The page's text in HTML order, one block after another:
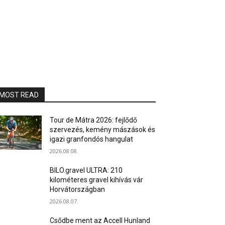
READ
Tour de Mátra 2026: fejlődő
szervezés, kemény mászások és
igazi granfondós hangulat
2026.08.08.
BILO.gravel ULTRA: 210
kilométeres gravel kihívás vár
Horvátországban
2026.08.07.
Csődbe ment az Accell Hunland